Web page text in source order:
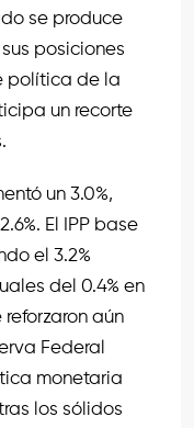
se produce
posiciones
política de la
un recorte
un 3.0%,
El IPP base
el 3.2%
del 0.4% en
reforzaron aún
Federal
monetaria
los sólidos